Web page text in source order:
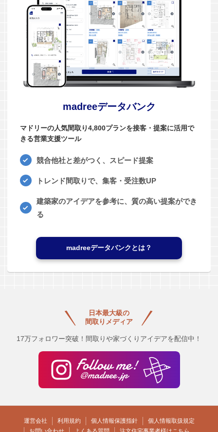
madreeデータバンク
マドリーの人気間取り4,800プランを接客・提案に活用で
きる営業支援ツール
競合他社と差がつく、スピード提案
トレンド間取りで、集客・受注数UP
建築家のアイデアを参考に、質の高い提案ができ
る
madreeデータバンクとは？
日本最大級の
間取りメディア
17万フォロワー突破！間取りや家づくりアイデアを配信中！
運営会社 利用規約 個人情報保護指針
個人情報取扱規定